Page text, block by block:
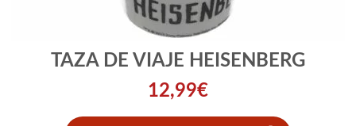
TAZA DE VIAJE HEISENBERG
12,99€